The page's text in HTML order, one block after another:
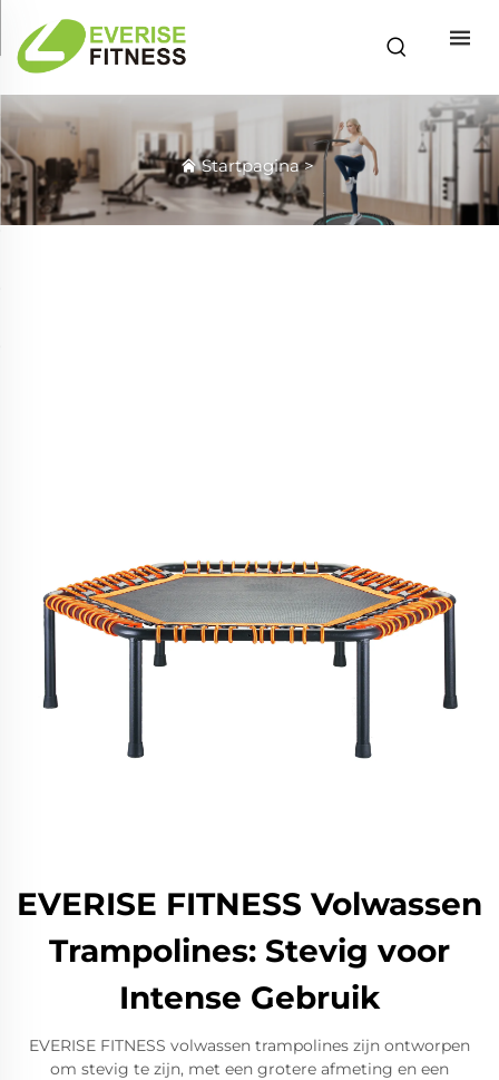
Startpagina>
EVERISE FITNESS Volwassen
Trampolines: Stevig voor
Intense Gebruik
EVERISE FITNESS volwassen trampolines zijn ontworpen
om stevig te zijn, met een grotere afmeting en een